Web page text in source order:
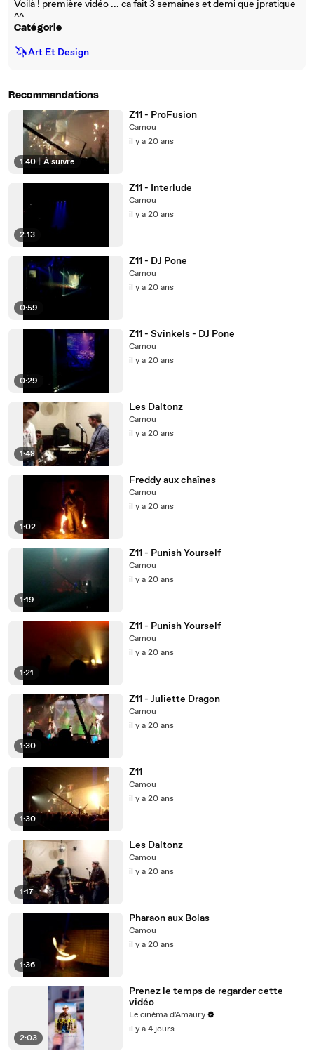
Voilà ! première vidéo ... ca fait 3 semaines et demi que jpratique
^^
Catégorie
🦄Art Et Design
Recommandations
1:40 | À suivre
Z11 - ProFusion
Camou
il y a 20 ans
2:13
Z11 - Interlude
Camou
il y a 20 ans
0:59
Z11 - DJ Pone
Camou
il y a 20 ans
0:29
Z11 - Svinkels - DJ Pone
Camou
il y a 20 ans
1:48
Les Daltonz
Camou
il y a 20 ans
1:02
Freddy aux chaînes
Camou
il y a 20 ans
1:19
Z11 - Punish Yourself
Camou
il y a 20 ans
1:21
Z11 - Punish Yourself
Camou
il y a 20 ans
1:30
Z11 - Juliette Dragon
Camou
il y a 20 ans
1:30
Z11
Camou
il y a 20 ans
1:17
Les Daltonz
Camou
il y a 20 ans
1:36
Pharaon aux Bolas
Camou
il y a 20 ans
2:03
Prenez le temps de regarder cette
vidéo
Le cinéma d'Amaury
il y a 4 jours